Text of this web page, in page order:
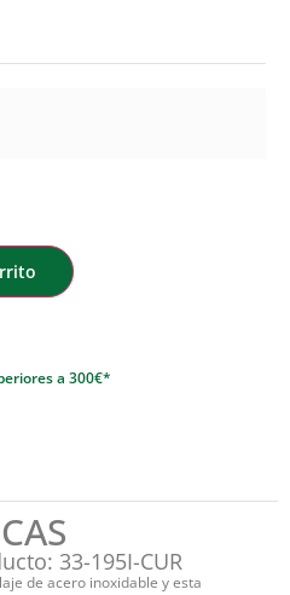
a 300€*
33-195I-CUR
de acero inoxidable y esta